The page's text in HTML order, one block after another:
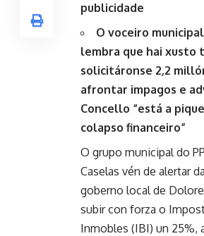
publicidade
O voceiro
lembra que hai xusto
solicitáronse 2,2
afrontar impagos e
Concello “está a
colapso financeiro”
O grupo municipal do
Caselas vén de alertar
goberno local de
subir con forza o
Inmobles (IBI) un 25%,